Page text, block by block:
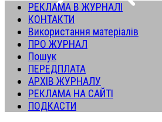
РЕКЛАМА В ЖУРНАЛІ
КОНТАКТИ
Використання матеріалів
ПРО ЖУРНАЛ
Пошук
ПЕРЕДПЛАТА
АРХІВ ЖУРНАЛУ
РЕКЛАМА НА САЙТІ
ПОДКАСТИ